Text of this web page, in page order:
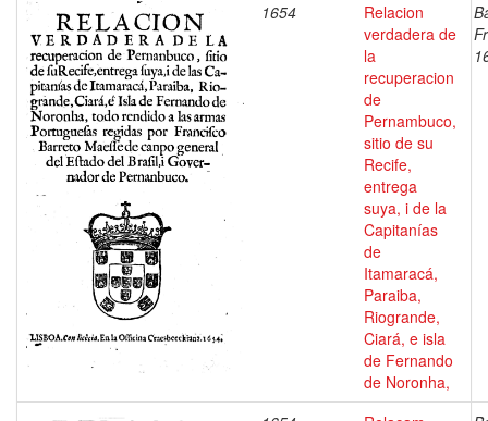
1654
Relacion
verdadera de
la
recuperacion
de
Pernambuco,
sitio de su
Recife,
entrega
suya, i de la
Capitanías
de
Itamaracá,
Paraiba,
Riogrande,
Ciará, e isla
de Fernando
de Noronha,